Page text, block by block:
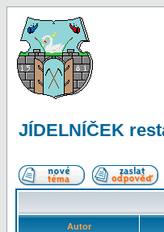
JÍDELNÍČEK
Autor